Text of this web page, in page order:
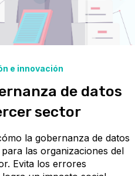
e innovación
de datos
sector
la gobernanza de datos
las organizaciones del
Evita los errores